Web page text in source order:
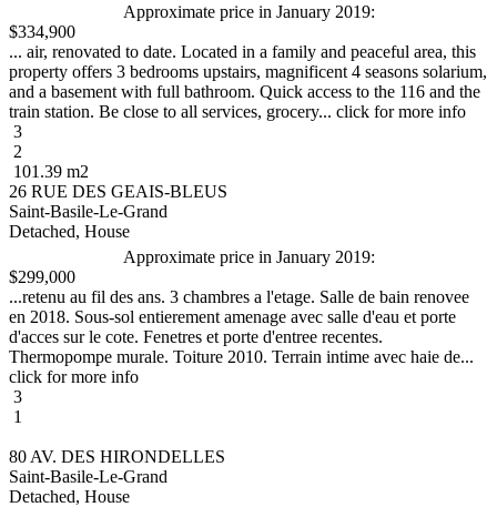
Approximate price in January 2019:
$334,900
... air, renovated to date. Located in a family and peaceful area, this
property offers 3 bedrooms upstairs, magnificent 4 seasons solarium,
and a basement with full bathroom. Quick access to the 116 and the
train station. Be close to all services, grocery... click for more info
3
2
101.39 m2
26 RUE DES GEAIS-BLEUS
Saint-Basile-Le-Grand
Detached, House
Approximate price in January 2019:
$299,000
...retenu au fil des ans. 3 chambres a l'etage. Salle de bain renovee
en 2018. Sous-sol entierement amenage avec salle d'eau et porte
d'acces sur le cote. Fenetres et porte d'entree recentes.
Thermopompe murale. Toiture 2010. Terrain intime avec haie de...
click for more info
3
1
80 AV. DES HIRONDELLES
Saint-Basile-Le-Grand
Detached, House